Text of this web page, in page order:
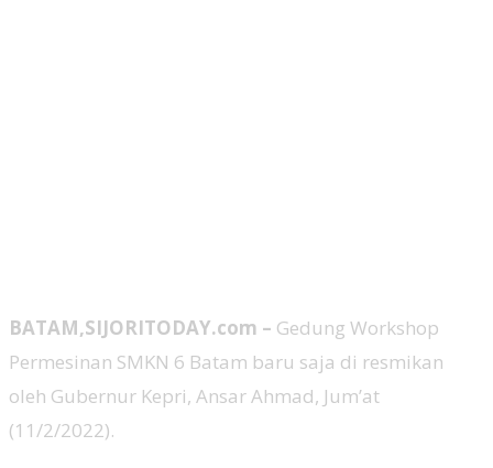
BATAM,SIJORITODAY.com – Gedung Workshop
Permesinan SMKN 6 Batam baru saja di resmikan
oleh Gubernur Kepri, Ansar Ahmad, Jum’at
(11/2/2022).